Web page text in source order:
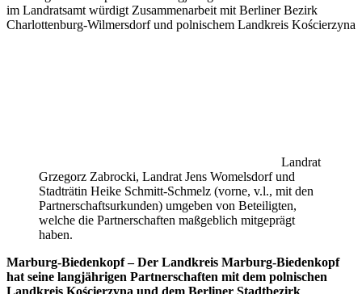
im Landratsamt würdigt Zusammenarbeit mit Berliner Bezirk
Charlottenburg-Wilmersdorf und polnischem Landkreis Kościerzyna
Landrat
Grzegorz Zabrocki, Landrat Jens Womelsdorf und
Stadträtin Heike Schmitt-Schmelz (vorne, v.l., mit den
Partnerschaftsurkunden) umgeben von Beteiligten,
welche die Partnerschaften maßgeblich mitgeprägt
haben.
Marburg-Biedenkopf – Der Landkreis Marburg-Biedenkopf
hat seine langjährigen Partnerschaften mit dem polnischen